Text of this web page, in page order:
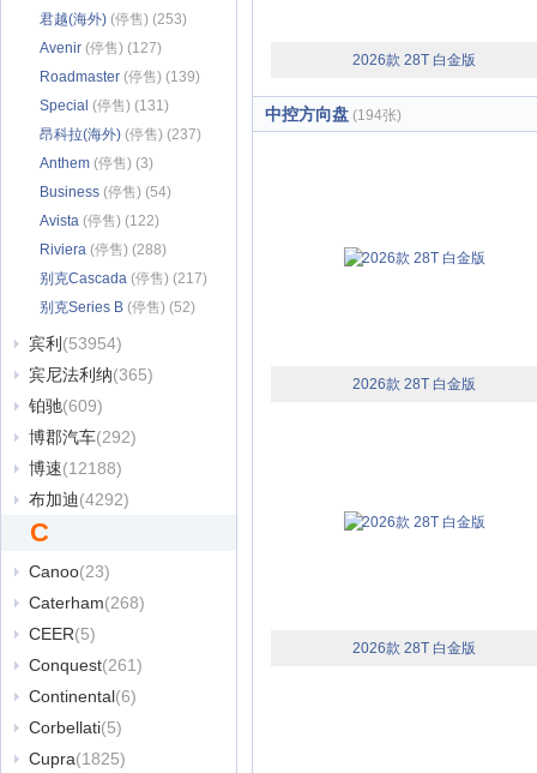
君越(海外) (停售) (253)
Avenir (停售) (127)
Roadmaster (停售) (139)
Special (停售) (131)
昂科拉(海外) (停售) (237)
Anthem (停售) (3)
Business (停售) (54)
Avista (停售) (122)
Riviera (停售) (288)
别克Cascada (停售) (217)
别克Series B (停售) (52)
宾利 (53954)
宾尼法利纳(365)
铂驰(609)
博郡汽车(292)
博速(12188)
布加迪(4292)
C
Canoo(23)
Caterham(268)
CEER(5)
Conquest(261)
Continental(6)
Corbellati(5)
Cupra(1825)
2026款 28T 白金版
中控方向盘 (194张)
2026款 28T 白金版
2026款 28T 白金版